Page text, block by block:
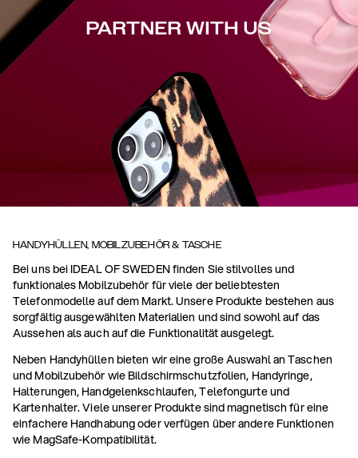
PARTNER WITH US
HANDYHÜLLEN, MOBILZUBEHÖR & TASCHE
Bei uns bei IDEAL OF SWEDEN finden Sie stilvolles und
funktionales Mobilzubehör für viele der beliebtesten
Telefonmodelle auf dem Markt. Unsere Produkte bestehen aus
sorgfältig ausgewählten Materialien und sind sowohl auf das
Aussehen als auch auf die Funktionalität ausgelegt.
Neben Handyhüllen bieten wir eine große Auswahl an Taschen
und Mobilzubehör wie Bildschirmschutzfolien, Handyringe,
Halterungen, Handgelenkschlaufen, Telefongurte und
Kartenhalter. Viele unserer Produkte sind magnetisch für eine
einfachere Handhabung oder verfügen über andere Funktionen
wie MagSafe-Kompatibilität.